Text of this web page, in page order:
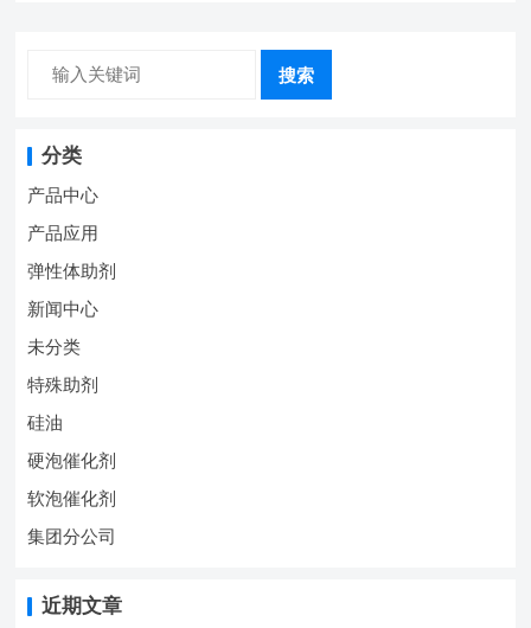
搜索
分类
产品中心
产品应用
弹性体助剂
新闻中心
未分类
特殊助剂
硅油
硬泡催化剂
软泡催化剂
集团分公司
近期文章